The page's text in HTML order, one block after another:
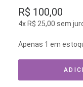
R$ 100,00
4x R$ 25,00 sem
Apenas 1 em